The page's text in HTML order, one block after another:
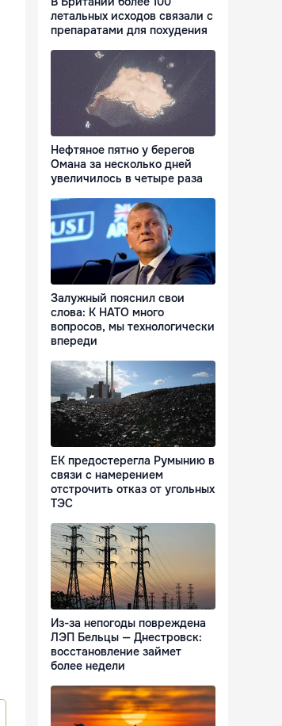
летальных исходов связали с
препаратами для похудения
Нефтяное пятно у берегов
Омана за несколько дней
увеличилось в четыре раза
Залужный пояснил свои
слова: К НАТО много
вопросов, мы технологически
впереди
ЕК предостерегла Румынию в
связи с намерением
отстрочить отказ от угольных
ТЭС
Из-за непогоды повреждена
ЛЭП Бельцы — Днестровск:
восстановление займет
более недели